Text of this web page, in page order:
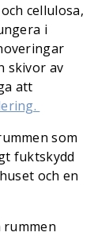
cellulosa,
i
skivor av
att
som
fuktskydd
och en